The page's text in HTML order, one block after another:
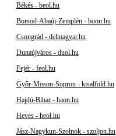
Békés - beol.hu
Borsod-Abaúj-Zemplén - boon.hu
Csongrád - delmagyar.hu
Dunaújváros - duol.hu
Fejér - feol.hu
Győr-Moson-Sopron - kisalfold.hu
Hajdú-Bihar - haon.hu
Heves - heol.hu
Jász-Nagykun-Szolnok - szoljon.hu